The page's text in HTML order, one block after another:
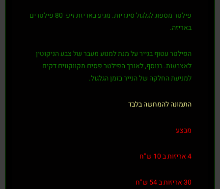
פילטר מספוג לגלגול סיגריות. מגיע באריזת זיפ 80 פילטרים
באריזה.
הפילטר עטוף בנייר על מנת למנוע מעבר של צבע הניקוטין
לאצבעות. בנוסף, לאורך הפילטר פסים מקווקווים דקים
למניעת החלקה של הנייר בזמן הגלגול.
התמונה להמחשה בלבד
מבצע
4 אריזות ב 10 ש"ח
30 אריזות ב 54 ש"ח